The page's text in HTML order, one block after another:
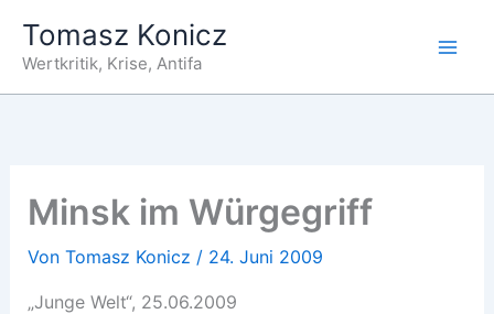
Inhalt
springen
Tomasz Konicz
Wertkritik, Krise, Antifa
Minsk im Würgegriff
Von Tomasz Konicz / 24. Juni 2009
„Junge Welt“, 25.06.2009